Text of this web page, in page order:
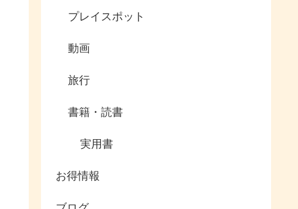
プレイスポット
動画
旅行
書籍・読書
実用書
お得情報